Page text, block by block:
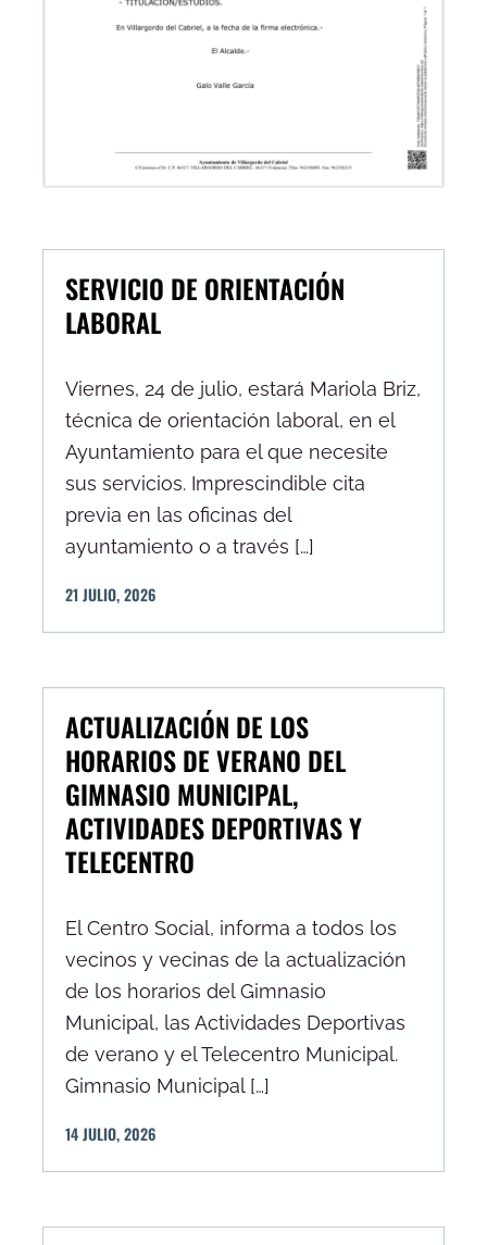
SERVICIO DE ORIENTACIÓN
LABORAL
Viernes, 24 de julio, estará Mariola Briz,
técnica de orientación laboral, en el
Ayuntamiento para el que necesite
sus servicios. Imprescindible cita
previa en las oficinas del
ayuntamiento o a través […]
21 JULIO,2026
ACTUALIZACIÓN DE LOS
HORARIOS DE VERANO DEL
GIMNASIO MUNICIPAL,
ACTIVIDADES DEPORTIVAS Y
TELECENTRO
El Centro Social, informa a todos los
vecinos y vecinas de la actualización
de los horarios del Gimnasio
Municipal, las Actividades Deportivas
de verano y el Telecentro Municipal.
Gimnasio Municipal […]
14 JULIO,2026